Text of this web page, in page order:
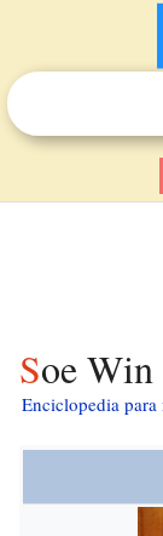
Soe
Enciclopedia para